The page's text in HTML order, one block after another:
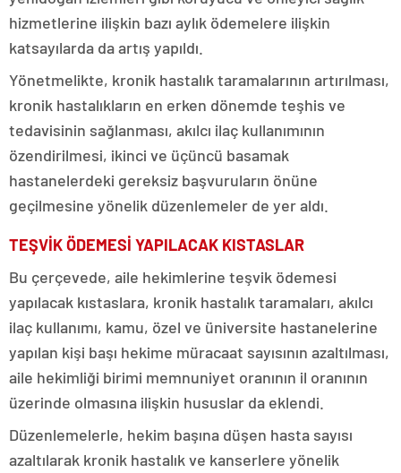
hizmetlerine ilişkin bazı aylık ödemelere ilişkin
katsayılarda da artış yapıldı.
Yönetmelikte, kronik hastalık taramalarının artırılması,
kronik hastalıkların en erken dönemde teşhis ve
tedavisinin sağlanması, akılcı ilaç kullanımının
özendirilmesi, ikinci ve üçüncü basamak
hastanelerdeki gereksiz başvuruların önüne
geçilmesine yönelik düzenlemeler de yer aldı.
TEŞVİK ÖDEMESİ YAPILACAK KISTASLAR
Bu çerçevede, aile hekimlerine teşvik ödemesi
yapılacak kıstaslara, kronik hastalık taramaları, akılcı
ilaç kullanımı, kamu, özel ve üniversite hastanelerine
yapılan kişi başı hekime müracaat sayısının azaltılması,
aile hekimliği birimi memnuniyet oranının il oranının
üzerinde olmasına ilişkin hususlar da eklendi.
Düzenlemelerle, hekim başına düşen hasta sayısı
azaltılarak kronik hastalık ve kanserlere yönelik